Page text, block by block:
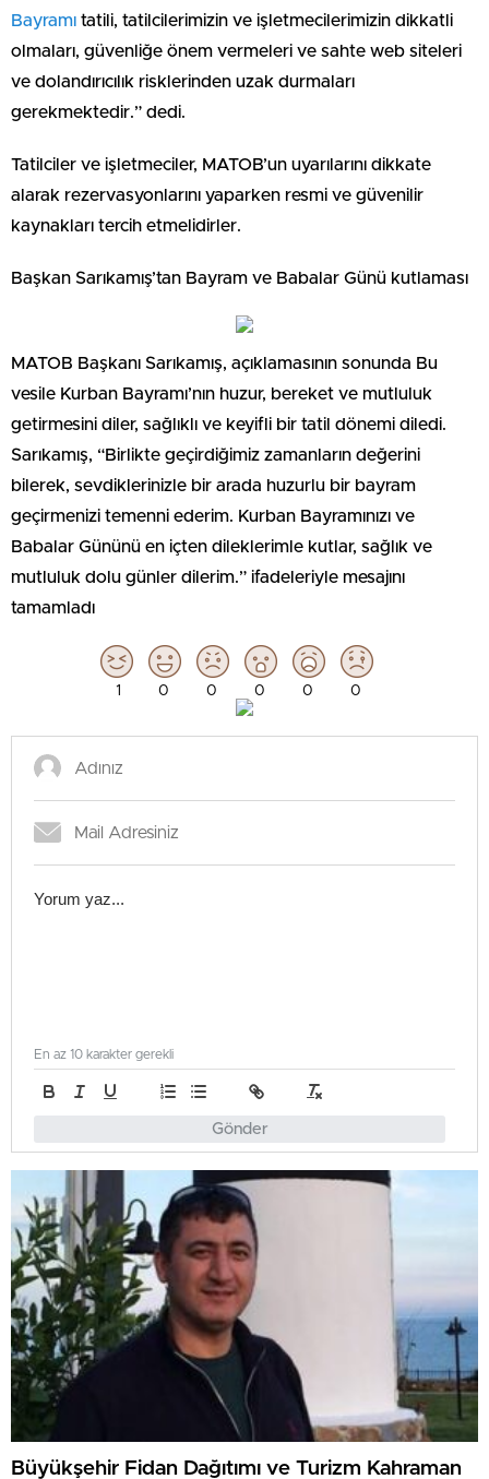
Bayramı tatili, tatilcilerimizin ve işletmecilerimizin dikkatli
olmaları, güvenliğe önem vermeleri ve sahte web siteleri
ve dolandırıcılık risklerinden uzak durmaları
gerekmektedir.” dedi.
Tatilciler ve işletmeciler, MATOB’un uyarılarını dikkate
alarak rezervasyonlarını yaparken resmi ve güvenilir
kaynakları tercih etmelidirler.
Başkan Sarıkamış’tan Bayram ve Babalar Günü kutlaması
MATOB Başkanı Sarıkamış, açıklamasının sonunda Bu
vesile Kurban Bayramı’nın huzur, bereket ve mutluluk
getirmesini diler, sağlıklı ve keyifli bir tatil dönemi diledi.
Sarıkamış, “Birlikte geçirdiğimiz zamanların değerini
bilerek, sevdiklerinizle bir arada huzurlu bir bayram
geçirmenizi temenni ederim. Kurban Bayramınızı ve
Babalar Gününü en içten dileklerimle kutlar, sağlık ve
mutluluk dolu günler dilerim.” ifadeleriyle mesajını
tamamladı
1 0 0 0 0 0
Gönder
En az 10 karakter gerekli
Büyükşehir Fidan Dağıtımı ve Turizm Kahraman